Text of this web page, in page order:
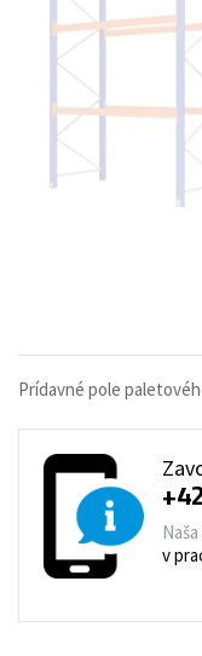
Prídavné pole
v